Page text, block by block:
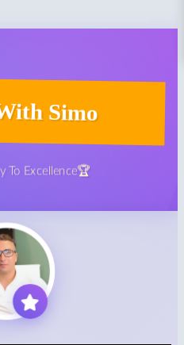
Simo
🏆Your Pathway To Excellence🏆